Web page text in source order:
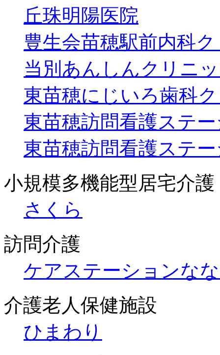
丘珠明陽医院
豊生会苗穂駅前内科
当別あんしんクリニ
東苗穂にじいろ歯科
東苗穂訪問看護ステ
東苗穂訪問看護ステ
小規模多機能型居宅介護
さくら
訪問介護
ケアステーションな
介護老人保健施設
ひまわり